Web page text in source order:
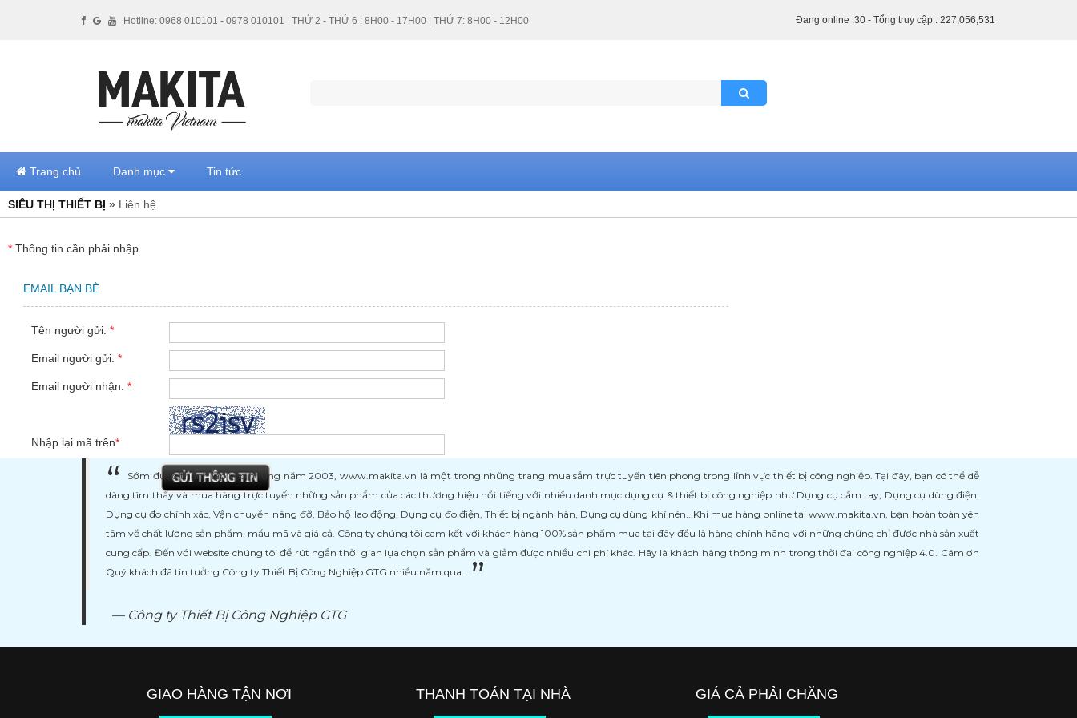
Trang chủ Danh mục Tin tức
SIÊU THỊ THIẾT BỊ » Liên hệ
* Thông tin cần phải nhập
EMAIL BẠN BÈ
Tên người gửi: *
Email người gửi: *
Email người nhận: *
Nhập lại mã trên*
Sớm được thành lập vào những năm 2003, www.makita.vn là một trong những trang mua sắm trực tuyến tiên phong trong lĩnh vực thiết bị công nghiệp. Tại đây, bạn có thể dễ
dàng tìm thấy và mua hàng trực tuyến những sản phẩm của các thương hiệu nổi tiếng với nhiều danh mục dụng cụ & thiết bị công nghiệp như Dụng cụ cầm tay, Dụng cụ dùng điện,
Dụng cụ đo chính xác, Vận chuyển nâng đỡ, Bảo hộ lao động, Dụng cụ đo điện, Thiết bị ngành hàn, Dụng cụ dùng khí nén...Khi mua hàng online tại www.makita.vn, bạn hoàn toàn yên
tâm về chất lượng sản phẩm, mẩu mã và giá cả. Công ty chúng tôi cam kết với khách hàng 100% sản phẩm mua tại đây đều là hàng chính hãng với những chứng chỉ được nhà sản xuất
cung cấp. Đến với website chúng tôi để rút ngắn thời gian lựa chọn sản phẩm và giảm được nhiều chi phí khác. Hãy là khách hàng thông minh trong thời đại công nghiệp 4.0. Cám ơn
Quý khách đã tin tưởng Công ty Thiết Bị Công Nghiệp GTG nhiều năm qua.
Công ty Thiết Bị Công Nghiệp GTG
GIAO HÀNG TẬN NƠI THANH TOÁN TẠI NHÀ GIÁ CẢ PHẢI CHĂNG
Hotline: 0968 010101 - 0978 010101 THỨ 2 - THỨ 6 : 8H00 - 17H00 | THỨ 7: 8H00 - 12H00 Đang online :30 - Tổng truy cập : 227,056,531